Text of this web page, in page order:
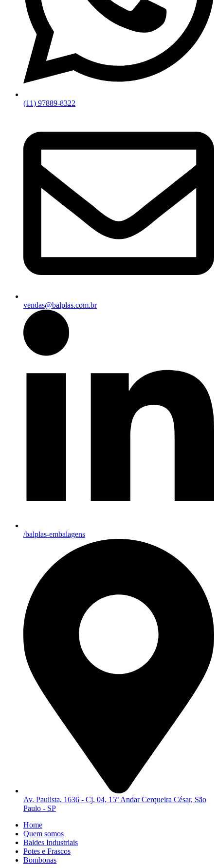
(11) 97889-8322
vendas@balplas.com.br
/balplas-embalagens
Av. Paulista, 1636 - Cj. 04, 15º Andar Cerqueira César, São
Paulo - SP
Home
Quem somos
Baldes Industriais
Potes e Frascos
Bombonas